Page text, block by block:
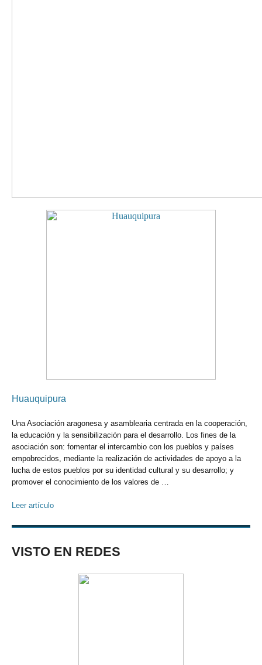
Huauquipura
Una Asociación aragonesa y asamblearia centrada en la cooperación,
la educación y la sensibilización para el desarrollo. Los fines de la
asociación son: fomentar el intercambio con los pueblos y países
empobrecidos, mediante la realización de actividades de apoyo a la
lucha de estos pueblos por su identidad cultural y su desarrollo; y
promover el conocimiento de los valores de …
Leer artículo
VISTO EN REDES